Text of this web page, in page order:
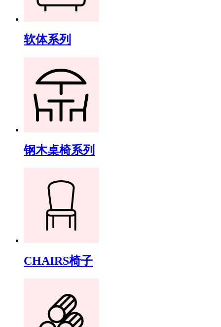
软体系列
钢木桌椅系列
CHAIRS椅子